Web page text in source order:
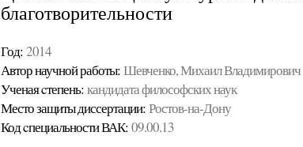
благотворительности
Год: 2014
Автор научной работы: Шевченко, Михаил Владимирович
Ученая cтепень: кандидата философских наук
Место защиты диссертации: Ростов-на-Дону
Код cпециальности ВАК: 09.00.13